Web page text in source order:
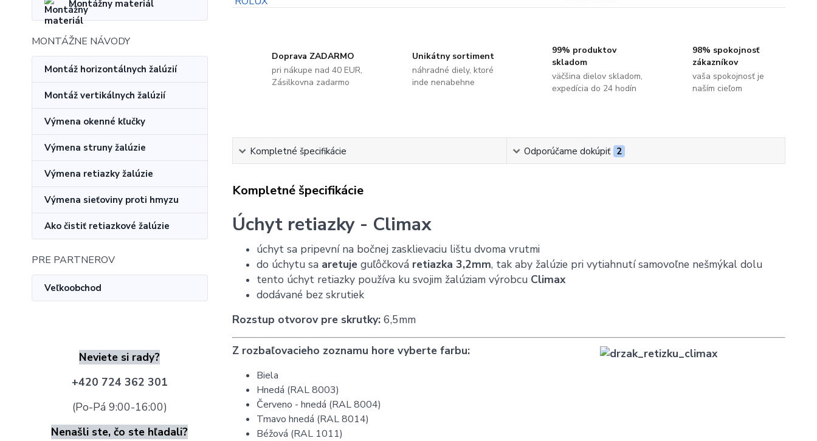
Montážny materiál
MONTÁŽNE NÁVODY
Montáž horizontálnych žalúzií
Montáž vertikálnych žalúzií
Výmena okenné kľučky
Výmena struny žalúzie
Výmena retiazky žalúzie
Výmena sieťoviny proti hmyzu
Ako čistiť retiazkové žalúzie
PRE PARTNEROV
Veľkoobchod
Neviete si rady?
+420 724 362 301
(Po-Pá 9:00-16:00)
Nenašli ste, čo ste hľadali?
Doprava ZADARMO
pri nákupe nad 40 EUR,
Zásilkovna zadarmo
Unikátny sortiment
náhradné diely, ktoré
inde nenabehne
99% produktov
skladom
väčšina dielov skladom,
expedícia do 24 hodín
98% spokojnosť
zákazníkov
vaša spokojnosť je
naším cieľom
Kompletné špecifikácie Odporúčame dokúpiť 2
Kompletné špecifikácie
Úchyt retiazky - Climax
úchyt sa pripevní na bočnej zasklievaciu lištu dvoma vrutmi
do úchytu sa aretuje guľôčková retiazka 3,2mm, tak aby žalúzie pri vytiahnutí samovoľne nešmýkal dolu
tento úchyt retiazky používa ku svojim žalúziam výrobcu Climax
dodávané bez skrutiek
Rozstup otvorov pre skrutky:6,5mm
Z rozbaľovacieho zoznamu hore vyberte farbu:
Biela
Hnedá (RAL 8003)
Červeno - hnedá (RAL 8004)
Tmavo hnedá (RAL 8014)
Béžová (RAL 1011)